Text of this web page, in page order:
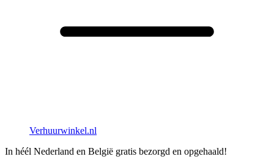
Verhuurwinkel.nl
In héél Nederland en België gratis bezorgd en opgehaald!